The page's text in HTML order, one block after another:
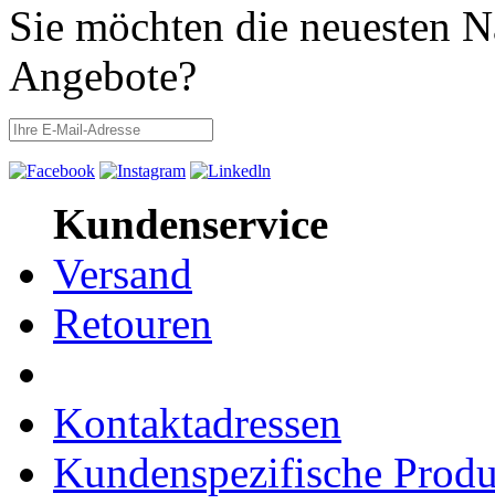
Sie möchten die neuesten
Angebote?
Kundenservice
Versand
Retouren
Kontaktadressen
Kundenspezifische